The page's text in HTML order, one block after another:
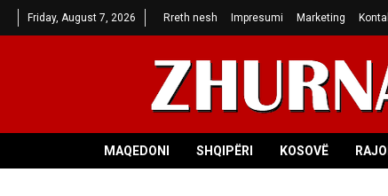
Friday, August 7, 2026 Rreth nesh Impresumi Marketing
MAQEDONI SHQIPËRI KOSOVË